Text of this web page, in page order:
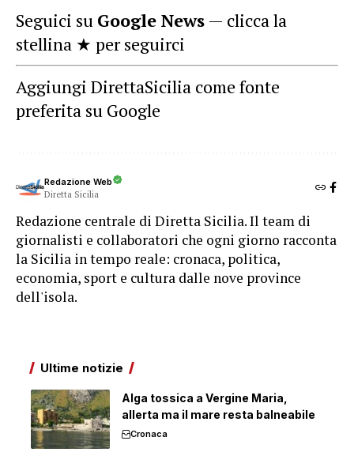
Seguici su Google News — clicca la
stellina ★ per seguirci
Aggiungi DirettaSicilia come fonte
preferita su Google
Redazione Web
Diretta Sicilia
Redazione centrale di Diretta Sicilia. Il team di
giornalisti e collaboratori che ogni giorno racconta
la Sicilia in tempo reale: cronaca, politica,
economia, sport e cultura dalle nove province
dell'isola.
Ultime notizie
Alga tossica a Vergine Maria,
allerta ma il mare resta balneabile
Cronaca